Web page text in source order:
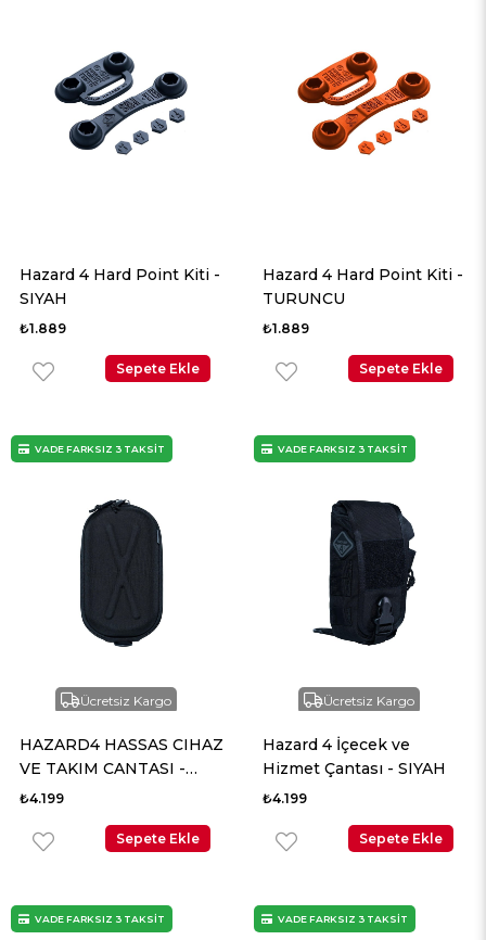
Hazard 4 Hard Point Kiti -
SIYAH
₺1.889
Sepete Ekle
Hazard 4 Hard Point Kiti -
TURUNCU
₺1.889
Sepete Ekle
Ücretsiz Kargo
HAZARD4 HASSAS CIHAZ
VE TAKIM CANTASI -
SIYAH
₺4.199
Sepete Ekle
VADE FARKSIZ 3 TAKSİT
Ücretsiz Kargo
Hazard 4 İçecek ve
Hizmet Çantası - SIYAH
₺4.199
Sepete Ekle
VADE FARKSIZ 3 TAKSİT
VADE FARKSIZ 3 TAKSİT VADE FARKSIZ 3 TAKSİT